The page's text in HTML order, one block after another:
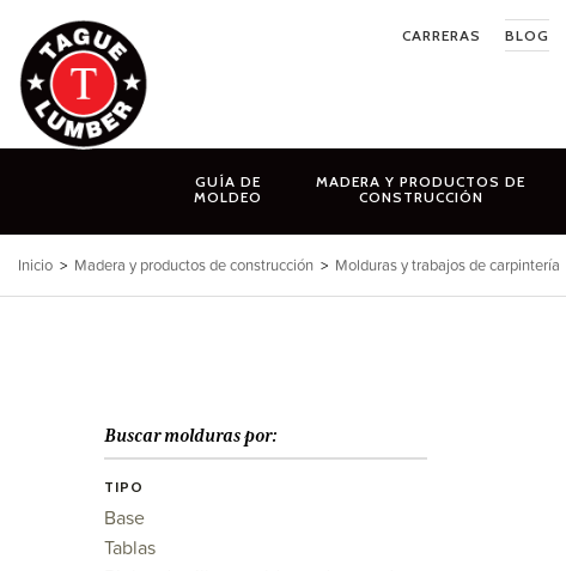
contenido
CARRERAS BLOG
GUÍA DE
MOLDEO
MADERA Y PRODUCTOS DE
CONSTRUCCIÓN
Inicio > Madera y productos de construcción > Molduras y trabajos de carpintería
Buscar molduras por:
TIPO
Base
Tablas